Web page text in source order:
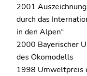
2001
durch das
in den Alpen“
2000 Bayerischer
des Ökomodells
1998 Umweltpreis